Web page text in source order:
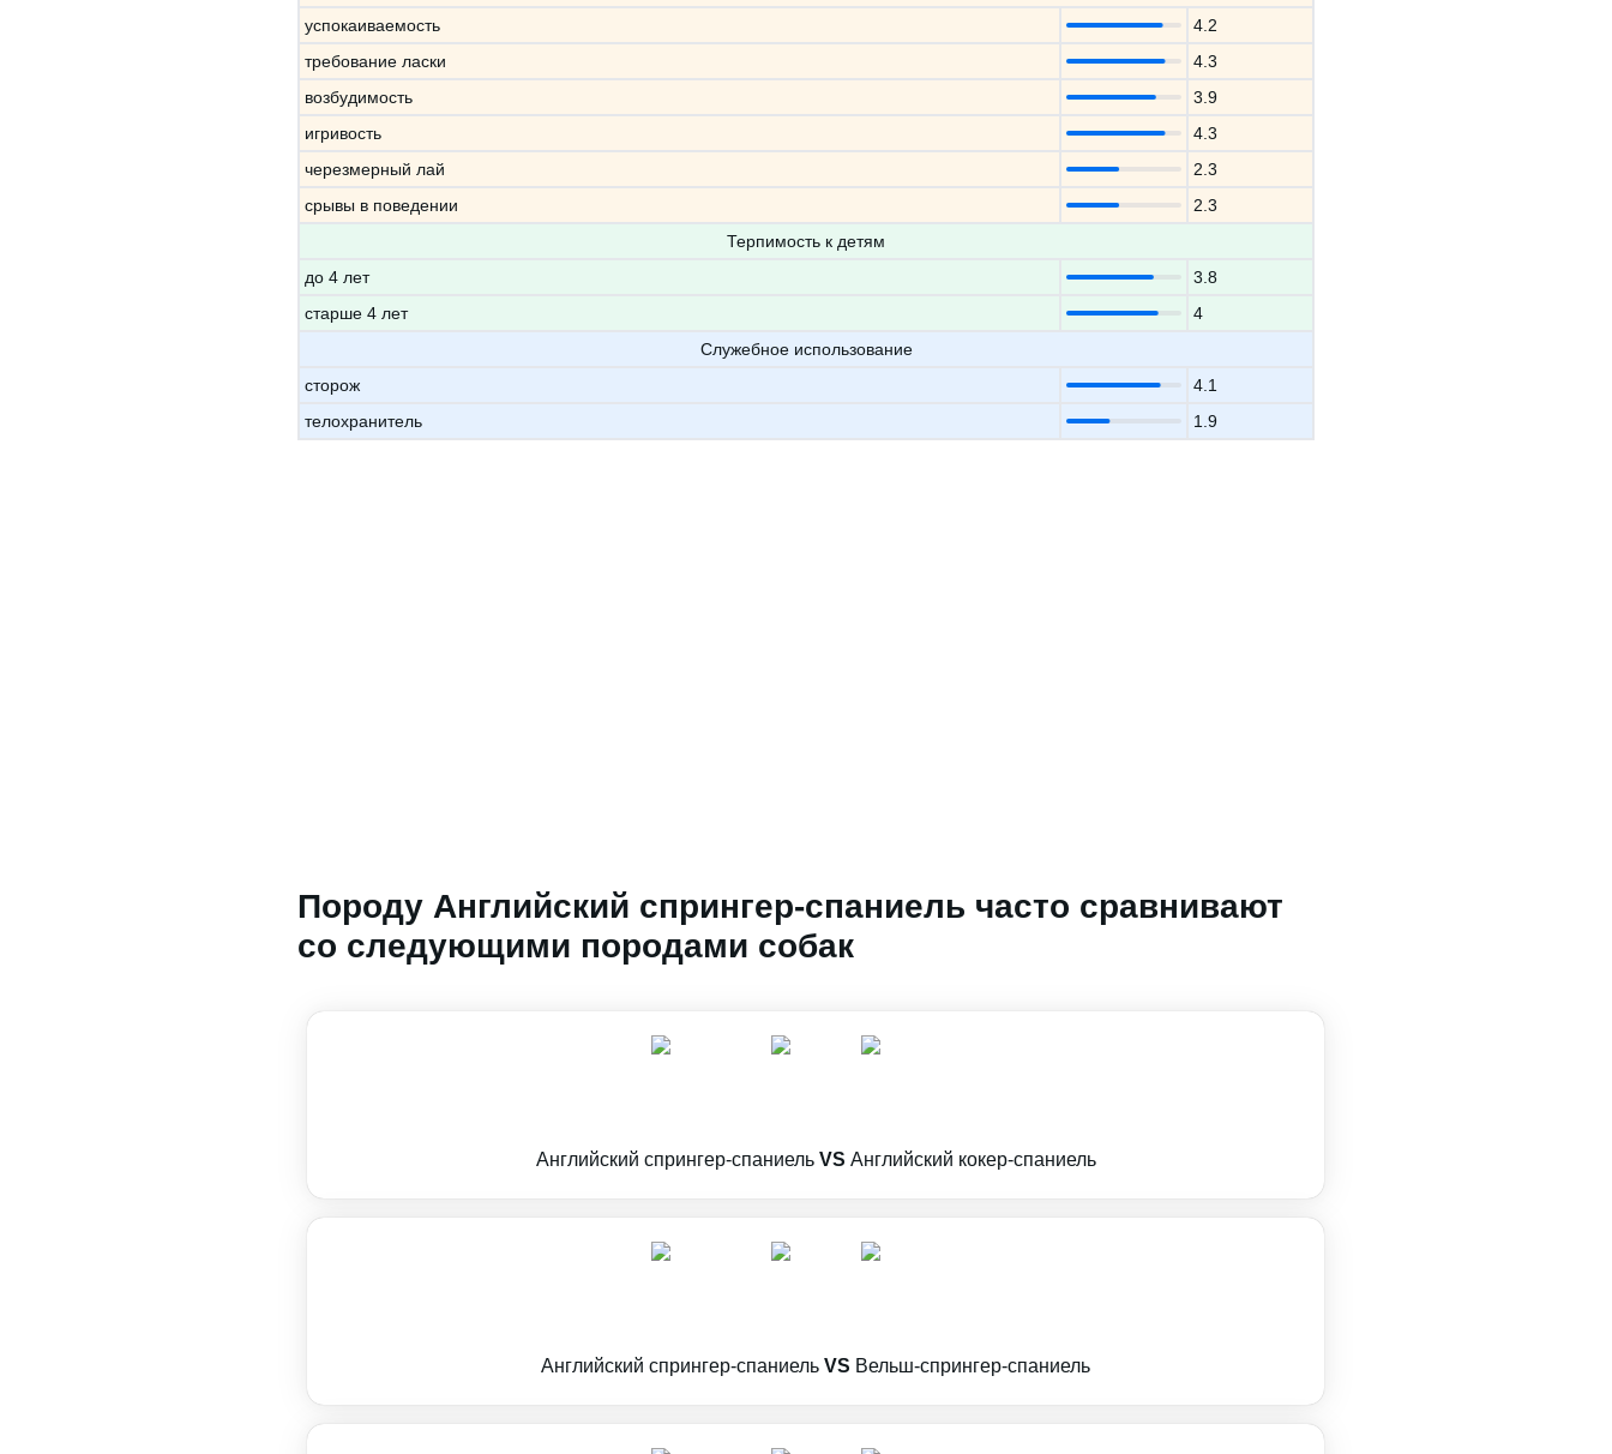
успокаиваемость
4.2
требование ласки
4.3
возбудимость
3.9
игривость
4.3
черезмерный лай
2.3
срывы в поведении
2.3
Терпимость к детям
до 4 лет
3.8
старше 4 лет
4
Служебное использование
сторож
4.1
телохранитель
1.9
Породу Английский спрингер-спаниель часто сравнивают
со следующими породами собак
Английский спрингер-спаниель VS Английский кокер-спаниель
Английский спрингер-спаниель VS Вельш-спрингер-спаниель